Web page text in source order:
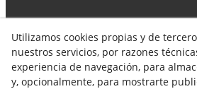
Utilizamos cookies propias y de
nuestros servicios, por razones
experiencia de navegación, para
y, opcionalmente, para mostrarte